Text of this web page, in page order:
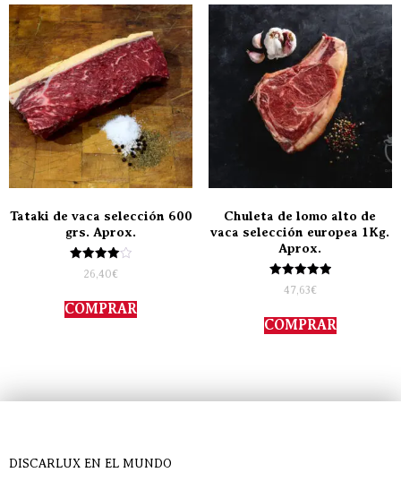
Tataki de vaca selección 600
grs. Aprox.
Valorado
con
de 5
26,40€
COMPRAR
Chuleta de lomo alto de
vaca selección europea 1Kg.
Aprox.
Valorado
con
de 5
47,63€
COMPRAR
DISCARLUX EN EL MUNDO